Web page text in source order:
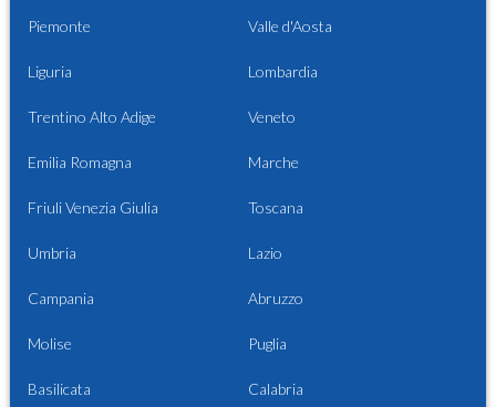
Piemonte Valle d'Aosta
Liguria Lombardia
Trentino Alto Adige Veneto
Emilia Romagna Marche
Friuli Venezia Giulia Toscana
Umbria Lazio
Campania Abruzzo
Molise Puglia
Basilicata Calabria